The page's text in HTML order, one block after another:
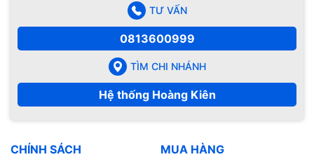
TƯ VẤN
0813600999
TÌM CHI NHÁNH
Hệ thống Hoàng Kiên
CHÍNH SÁCH MUA HÀNG